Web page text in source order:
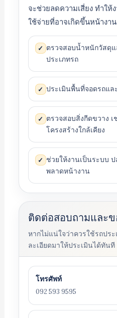
จะช่วยลดความเสี่ยง ทำให้
ใช้จ่ายที่อาจเกิดขึ้นหน้างาน
✓ ตรวจสอบน้ำหนักวัสดุแ
ประเภทรถ
✓ ประเมินพื้นที่จอดรถแล
✓ ตรวจสอบสิ่งกีดขวาง
โครงสร้างใกล้เคียง
✓ ช่วยให้งานเป็นระบบ
พลาดหน้างาน
ติดต่อสอบถามและข
หากไม่แน่ใจว่าควรใช้รถปร
ละเอียดมาให้ประเมินได้ทันที
โทรศัพท์
092 593 9595